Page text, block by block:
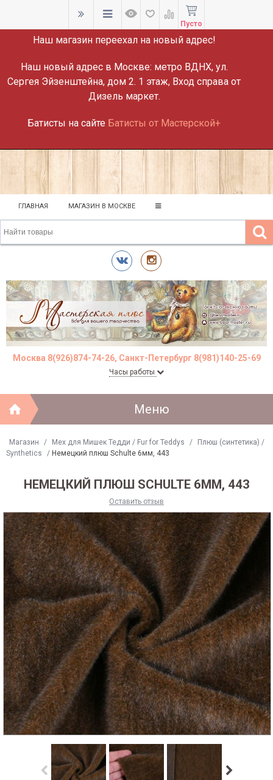
ВНИМАНИЕ!
Наш магазин переехал на новый адрес!
Наш новый адрес в Москве: метро ВДНХ, ул.
Сергея Эйзенштейна, дом 2. 1 этаж, Вход справа от
Дизель маркет.
Батисты на сайте Батисты от Мастерской+
Пусто
ГЛАВНАЯ МАГАЗИН В МОСКВЕ
Москва 8(926)874-74-26, Санкт-Петербург 8(981)140-25-69
Часы работы
Меню
Магазин / Мех для Мишек Тедди / Fur for Teddys /
Плюш (синтетика) /
Synthetics
/ Немецкий плюш Schulte 6мм, 443
НЕМЕЦКИЙ ПЛЮШ SCHULTE 6ММ, 443
Оставить отзыв